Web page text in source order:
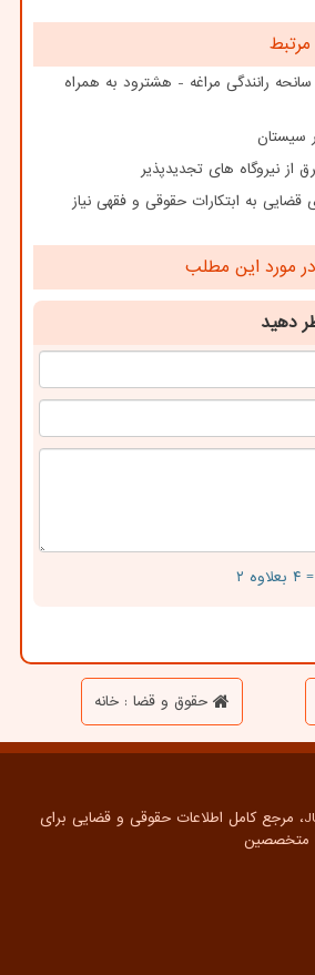
رانندگی مراغه - هشترود به همراه
به ابتکارات حقوقی و فقهی نیاز
مورد این مطلب
دهید
= ۴ بعلاوه ۲
حقوق و قضا : خانه
اطلاعات حقوقی - JUDCMS، مرجع کامل اطلاعات حقوقی و قضایی برای
متخصصین